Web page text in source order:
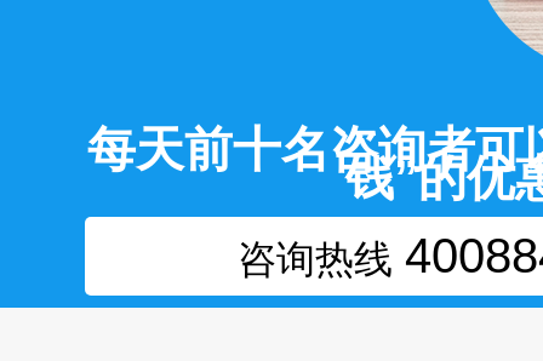
每天前十名咨询者可
钱”的优
咨询热线